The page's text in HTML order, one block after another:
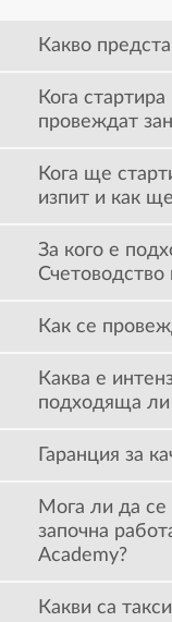
Какво
Кога
провеждат
Кога ще
изпит и как
За кого е
Счетоводство
Как се
Каква е
подходяща
Гаранция за
Мога ли да
започна
Academy?
Какви са